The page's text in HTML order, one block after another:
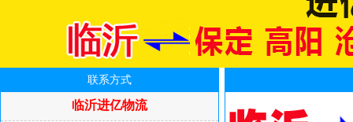
联系方式
临沂进亿物流